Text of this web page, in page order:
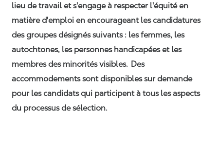
lieu de travail et s'engage à respecter l'équité en
matière d'emploi en encourageant les candidatures
des groupes désignés suivants : les femmes, les
autochtones, les personnes handicapées et les
membres des minorités visibles. Des
accommodements sont disponibles sur demande
pour les candidats qui participent à tous les aspects
du processus de sélection.